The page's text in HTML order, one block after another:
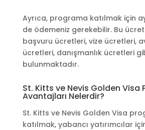
Ayrıca, programa katılmak için
de ödemeniz gerekebilir. Bu
başvuru ücretleri, vize ücretleri,
ücretleri, danışmanlık ücretleri
bulunmaktadır.
St. Kitts ve Nevis Golden Visa
Avantajları Nelerdir?
St. Kitts ve Nevis Golden Visa
katılmak, yabancı yatırımcılar